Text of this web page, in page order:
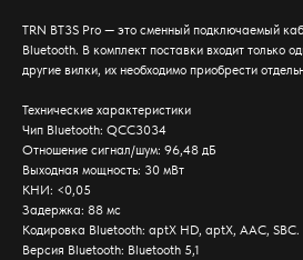
TRN BT3S Pro — это сменный подключаемый
Bluetooth. В комплект поставки входит только
другие вилки, их необходимо приобрести
Технические характеристики
Чип Bluetooth: QCC3034
Отношение сигнал/шум: 96,48 дБ
Выходная мощность: 30 мВт
КНИ: <0,05
Задержка: 88 мс
Кодировка Bluetooth: aptX HD, aptX, AAC, SBC.
Версия Bluetooth: Bluetooth 5,1